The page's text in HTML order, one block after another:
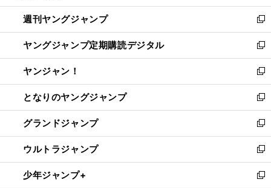
開
く
ウ
で
開
く
ン
ド
ウ
で
開
く
ウ
ィ
ン
ド
ウ
で
開
く
週刊ヤングジャンプ
新
し
い
ウ
ィ
ン
ド
ウ
で
開
く
ヤングジャンプ定期購読デジタル
新
し
い
ウ
ィ
ン
ド
ウ
で
開
く
ヤンジャン！
新
し
い
ウ
ィ
ン
ド
ウ
で
となりのヤングジャンプ
新
し
い
ウ
ィ
ン
ド
グランドジャンプ
新
し
い
ウ
ィ
ウルトラジャンプ
新
し
い
少年ジャンプ+
新